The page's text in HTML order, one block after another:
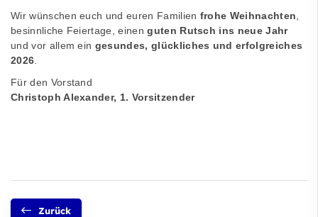
Wir wünschen euch und euren Familien frohe Weihnachten
besinnliche Feiertage, einenguten Rutsch ins neue Jahr
und vor allem ein gesundes, glückliches und erfolgreiches
2026
Für den Vorstand
Christoph Alexander, 1. Vorsitzender
Zurück